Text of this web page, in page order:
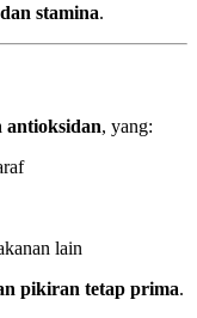
stamina.
antioksidan, yang:
lain
pikiran tetap prima.